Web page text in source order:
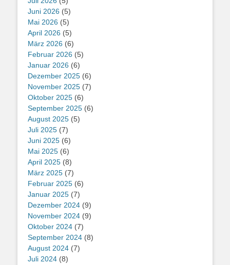
Juni 2026 (5)
Mai 2026 (5)
April 2026 (5)
März 2026 (6)
Februar 2026 (5)
Januar 2026 (6)
Dezember 2025 (6)
November 2025 (7)
Oktober 2025 (6)
September 2025 (6)
August 2025 (5)
Juli 2025 (7)
Juni 2025 (6)
Mai 2025 (6)
April 2025 (8)
März 2025 (7)
Februar 2025 (6)
Januar 2025 (7)
Dezember 2024 (9)
November 2024 (9)
Oktober 2024 (7)
September 2024 (8)
August 2024 (7)
Juli 2024 (8)